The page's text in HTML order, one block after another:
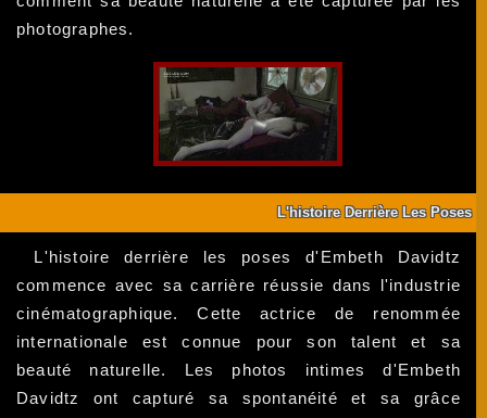
photographes.
L'histoire Derrière Les Poses
L'histoire derrière les poses d'Embeth Davidtz
commence avec sa carrière réussie dans l'industrie
cinématographique. Cette actrice de renommée
internationale est connue pour son talent et sa
beauté naturelle. Les photos intimes d'Embeth
Davidtz ont capturé sa spontanéité et sa grâce